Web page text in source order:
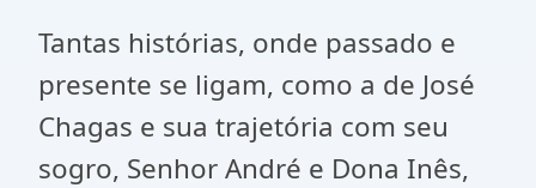
Tantas histórias, onde passado e
presente se ligam, como a de José
Chagas e sua trajetória com seu
sogro, Senhor André e Dona Inês,